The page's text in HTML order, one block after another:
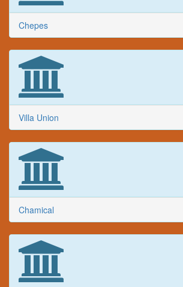
Chepes
Villa Union
Chamical